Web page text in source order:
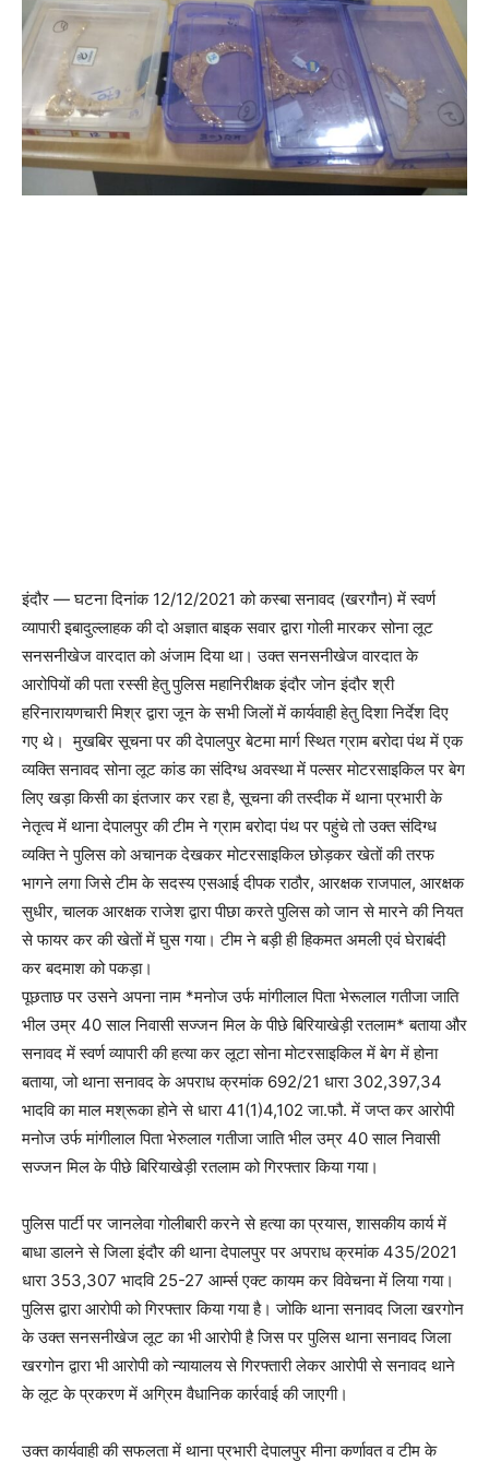
इंदौर — घटना दिनांक 12/12/2021‌ को कस्बा सनावद (खरगौन) में स्वर्ण
व्यापारी इबादुल्लाहक की दो अज्ञात बाइक सवार द्वारा गोली मारकर सोना लूट
सनसनीखेज वारदात को अंजाम दिया था। उक्त सनसनीखेज वारदात के
आरोपियों की पता रस्सी हेतु पुलिस महानिरीक्षक इंदौर जोन इंदौर श्री
हरिनारायणचारी मिश्र द्वारा जून के सभी जिलों में कार्यवाही हेतु दिशा निर्देश दिए
गए थे। मुखबिर सूचना पर की देपालपुर बेटमा मार्ग स्थित ग्राम बरोदा पंथ में एक
व्यक्ति सनावद सोना लूट कांड का संदिग्ध अवस्था में पल्सर मोटरसाइकिल पर बेग
लिए खड़ा किसी का इंतजार कर रहा है, सूचना की तस्दीक में थाना प्रभारी के
नेतृत्व में थाना देपालपुर की टीम ने ग्राम बरोदा पंथ पर पहुंचे तो उक्त संदिग्ध
व्यक्ति ने पुलिस को अचानक देखकर मोटरसाइकिल छोड़कर खेतों की तरफ
भागने लगा जिसे टीम के सदस्य एसआई दीपक राठौर, आरक्षक राजपाल, आरक्षक
सुधीर, चालक आरक्षक राजेश द्वारा पीछा करते पुलिस को जान से मारने की नियत
से फायर कर की खेतों में घुस गया। टीम ने बड़ी ही हिकमत अमली एवं घेराबंदी
कर बदमाश को पकड़ा।
पूछताछ पर उसने अपना नाम *मनोज उर्फ मांगीलाल पिता भेरूलाल गतीजा जाति
भील उम्र 40 साल निवासी सज्जन मिल के पीछे बिरियाखेड़ी रतलाम* बताया और
सनावद में स्वर्ण व्यापारी की हत्या कर लूटा सोना मोटरसाइकिल में बेग में होना
बताया, जो थाना सनावद के अपराध क्रमांक 692/21 धारा 302,397,34
भादवि का माल मश्रूका होने से धारा 41(1)4,102 जा.फौ. में जप्त कर आरोपी
मनोज उर्फ मांगीलाल पिता भेरुलाल गतीजा जाति भील उम्र 40 साल निवासी
सज्जन मिल के पीछे बिरियाखेड़ी रतलाम को गिरफ्तार किया गया।
पुलिस पार्टी पर जानलेवा गोलीबारी करने से हत्या का प्रयास, शासकीय कार्य में
बाधा डालने से जिला इंदौर की थाना देपालपुर पर अपराध क्रमांक 435/2021
धारा 353,307 भादवि 25-27 आर्म्स एक्ट कायम कर विवेचना में लिया गया।
पुलिस द्वारा आरोपी को गिरफ्तार किया गया है। जोकि थाना सनावद जिला खरगोन
के उक्त सनसनीखेज लूट का भी आरोपी है जिस पर पुलिस थाना सनावद जिला
खरगोन द्वारा भी आरोपी को न्यायालय से गिरफ्तारी लेकर आरोपी से सनावद थाने
के लूट के प्रकरण में अग्रिम वैधानिक कार्रवाई की जाएगी।
उक्त कार्यवाही की सफलता में थाना प्रभारी देपालपुर मीना कर्णावत व टीम के